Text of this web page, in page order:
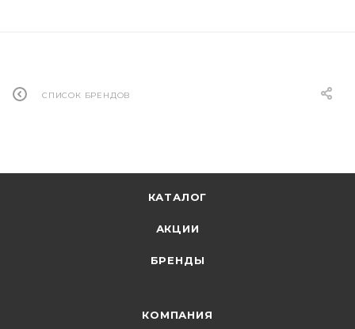
СПИСОК БРЕНДОВ
КАТАЛОГ
АКЦИИ
БРЕНДЫ
КОМПАНИЯ